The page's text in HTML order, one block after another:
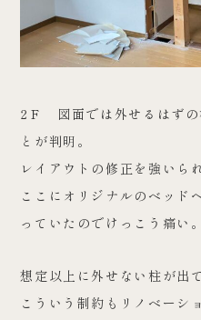
2Ｆ 図面では外せるはずの
とが判明。
レイアウトの修正を強いられ
ここにオリジナルのベッド
っていたのでけっこう痛い。
想定以上に外せない柱が出
こういう制約もリノベーシ